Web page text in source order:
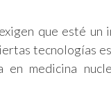
que esté un
tecnologías
medicina